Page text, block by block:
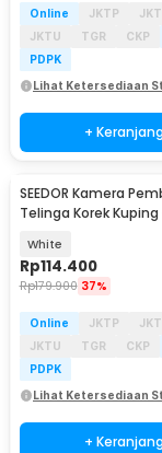
Online JKTP
JKTU
TGR CKP
PDPK
Lihat Ketersediaan
+
SEEDOR Kamera
Telinga Korek
White
Rp114.400
Rp179.900 37%
Online JKTP
JKTU
TGR CKP
PDPK
Lihat Ketersediaan
+